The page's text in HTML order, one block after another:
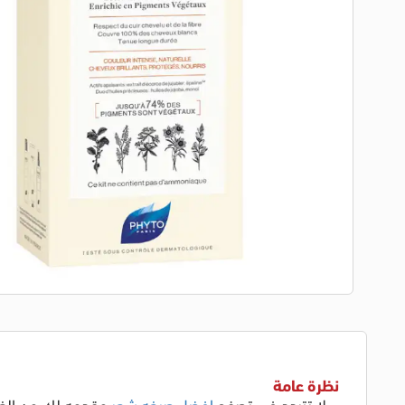
نظرة عامة